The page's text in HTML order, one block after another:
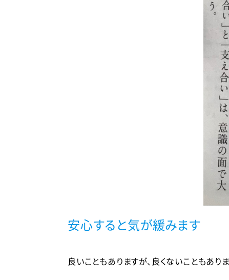
安心すると気が緩みます
良いこともありますが、良くないこともあり